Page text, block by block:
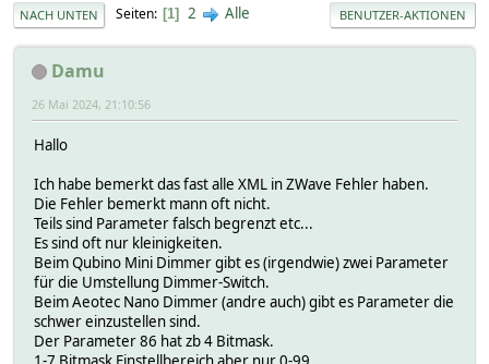
NACH UNTEN Seiten 1 2 Alle BENUTZER-AKTIONEN
Damu
26 Mai 2024, 21:10:56
Hallo
Ich habe bemerkt das fast alle XML in ZWave Fehler haben.
Die Fehler bemerkt mann oft nicht.
Teils sind Parameter falsch begrenzt etc...
Es sind oft nur kleinigkeiten.
Beim Qubino Mini Dimmer gibt es (irgendwie) zwei Parameter
für die Umstellung Dimmer-Switch.
Beim Aeotec Nano Dimmer (andre auch) gibt es Parameter die
schwer einzustellen sind.
Der Parameter 86 hat zb 4 Bitmask.